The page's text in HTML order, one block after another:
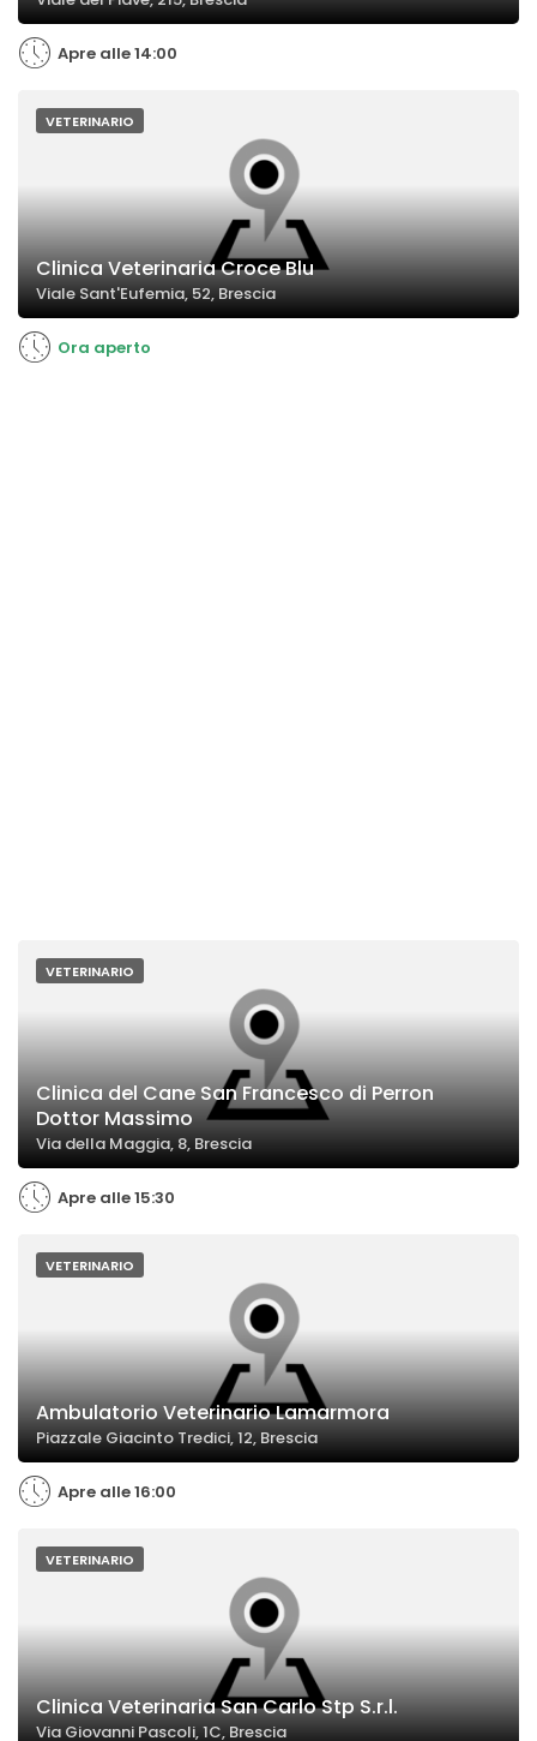
Apre alle 14:00
VETERINARIO
Clinica Veterinaria Croce Blu
Viale Sant'Eufemia, 52, Brescia
Ora aperto
VETERINARIO
Clinica del Cane San Francesco di Perron
Dottor Massimo
Via della Maggia, 8, Brescia
Apre alle 15:30
VETERINARIO
Ambulatorio Veterinario Lamarmora
Piazzale Giacinto Tredici, 12, Brescia
Apre alle 16:00
VETERINARIO
Clinica Veterinaria San Carlo Stp S.r.l.
Via Giovanni Pascoli, 1C, Brescia